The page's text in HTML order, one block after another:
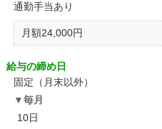
通勤手当あり
月額24,000円
給与の締め日
固定（月末以外）
毎月
10日